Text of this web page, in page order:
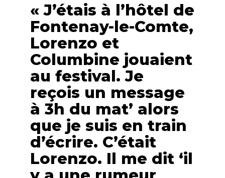
« J’étais à l’hôtel de
Fontenay-le-Comte,
Lorenzo et
Columbine jouaient
au festival. Je
reçois un message
à 3h du mat’ alors
que je suis en train
d’écrire. C’était
Lorenzo. Il me dit ‘il